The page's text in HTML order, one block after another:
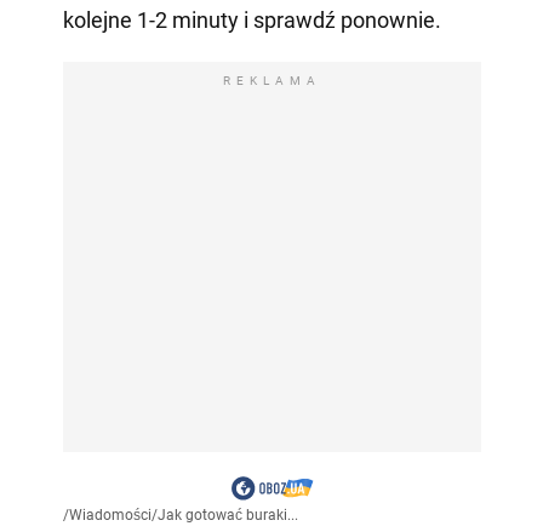
kolejne 1-2 minuty i sprawdź ponownie.
REKLAMA
/Wiadomości/Jak gotować buraki...